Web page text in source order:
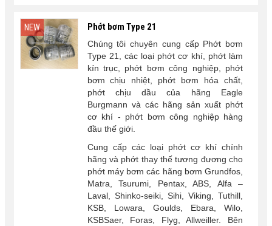
NEW Phớt bơm Type 21
Chúng tôi chuyên cung cấp Phớt bơm
Type 21, các loại phớt cơ khí, phớt làm
kín trục, phớt bơm công nghiệp, phớt
bơm chịu nhiệt, phớt bơm hóa chất,
phớt chịu dầu của hãng Eagle
Burgmann và các hãng sản xuất phớt
cơ khí - phớt bơm công nghiệp hàng
đầu thế giới.
Cung cấp các loại phớt cơ khí chính
hãng và phớt thay thế tương đương cho
phớt máy bơm các hãng bơm Grundfos,
Matra, Tsurumi, Pentax, ABS, Alfa –
Laval, Shinko-seiki, Sihi, Viking, Tuthill,
KSB, Lowara, Goulds, Ebara, Wilo,
KSBSaer, Foras, Flyg, Allweiller. Bên